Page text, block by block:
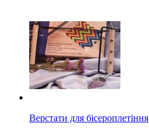
Верстати для бісероплетіння